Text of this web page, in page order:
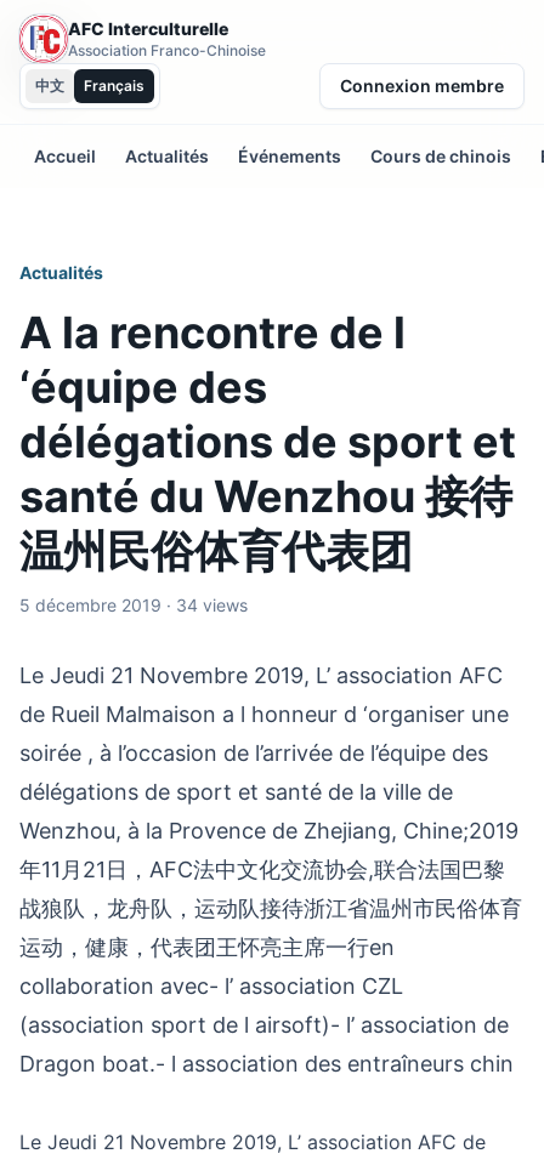
AFC Interculturelle
Association Franco-Chinoise
中文
Français Connexion membre
Accueil Actualités Événements Cours de chinois
Actualités
A la rencontre de l
‘équipe des
délégations de sport et
santé du Wenzhou 接待
温州民俗体育代表团
5 décembre 2019 · 34 views
Le Jeudi 21 Novembre 2019, L’ association AFC
de Rueil Malmaison a l honneur d ‘organiser une
soirée , à l’occasion de l’arrivée de l’équipe des
délégations de sport et santé de la ville de
Wenzhou, à la Provence de Zhejiang, Chine;2019
年11月21日，AFC法中文化交流协会,联合法国巴黎
战狼队，龙舟队，运动队接待浙江省温州市民俗体育
运动，健康，代表团王怀亮主席一行en
collaboration avec- l’ association CZL
(association sport de l airsoft)- l’ association de
Dragon boat.- l association des entraîneurs chin
Le Jeudi 21 Novembre 2019, L’ association AFC de